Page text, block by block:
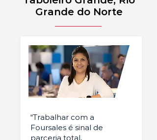
Grande do Norte
“Trabalhar com a
Foursales é sinal de
parceria total,